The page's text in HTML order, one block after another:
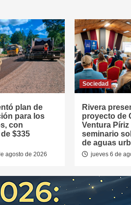
plan de
para los
con
$335
agosto de 2026
Sociedad
Rivera
proyecto de
Ventura Píriz
seminario
de aguas
jueves 6 de